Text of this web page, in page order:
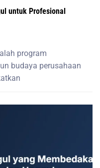
untuk Profesional
program
budaya perusahaan